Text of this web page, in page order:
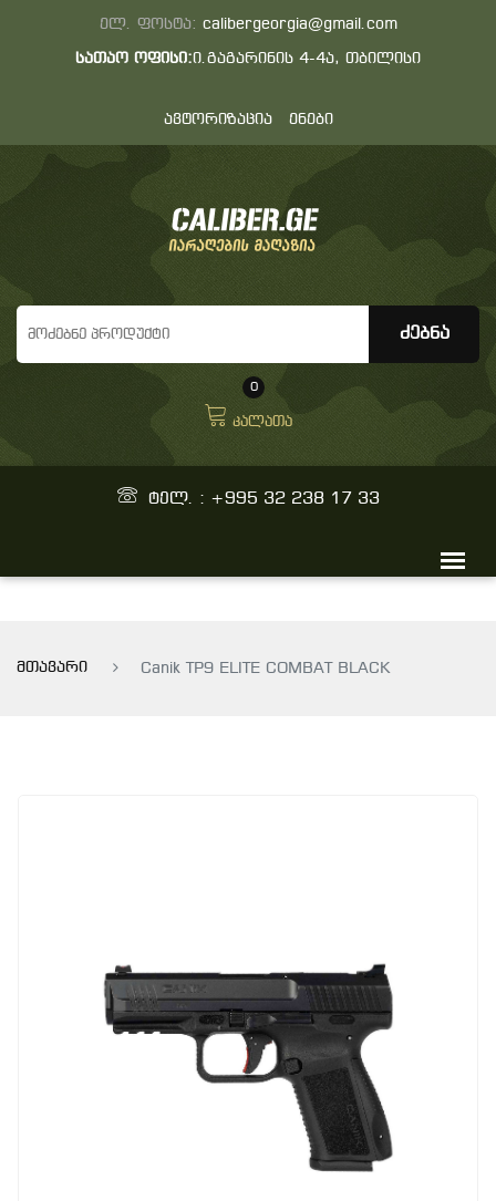
ელ. ფოსტა: calibergeorgia@gmail.com
სათაო ოფისი:ი.გაგარინის 4-4ა, თბილისი
ავტორიზაცია ენები
0
კალათა
ტელ. : +995 32 238 17 33
მთავარი Canik TP9 ELITE COMBAT BLACK